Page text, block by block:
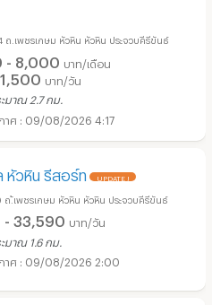
ถ.เพชรเกษม หัวหิน หัวหิน ประจวบคีรีขันธ์
- 8,000 บาท/เดือน
บาท/วัน
ะมาณ 2.7 กม.
09/08/2026 4:17
หัวหิน รีสอร์ท UPDATE !
ถ.้เพชรเกษม หัวหิน หัวหิน ประจวบคีรีขันธ์
- 33,590 บาท/วัน
ะมาณ 1.6 กม.
09/08/2026 2:00